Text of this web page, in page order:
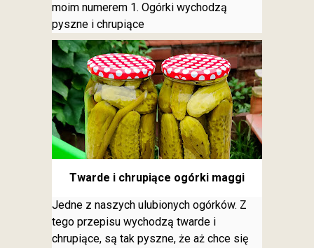
moim numerem 1. Ogórki wychodzą
pyszne i chrupiące
Twarde i chrupiące ogórki maggi
Jedne z naszych ulubionych ogórków. Z
tego przepisu wychodzą twarde i
chrupiące, są tak pyszne, że aż chce się